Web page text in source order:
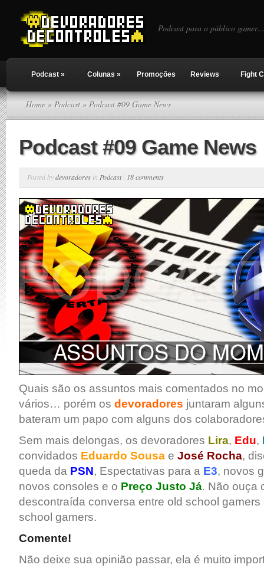
Podcast para o público
Podcast » Colunas » Promoções Reviews Fight
Home » Podcast » Podcast #09 Game News
Podcast #09 Game News
Posted bydevoradores in Podcast| 18 comments
Quais são os assuntos mais comentados no
vários… porém os devoradores juntaram
bateram um papo com alguns dos
Sem mais delongas, os devoradores Lira, Edu,
convidados Eduardo Sousa e José Rocha,
queda da PSN, Espectativas para a E3, novos
novos consoles e o Preço Justo Já. Não ouça
descontraída conversa entre old school gamers
school gamers.
Comente!
Não deixe sua opinião passar, ela é muito